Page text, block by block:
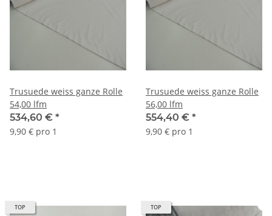
Trusuede weiss ganze Rolle
54,00 lfm
534,60 € *
9,90 € pro 1
Trusuede weiss ganze Rolle
56,00 lfm
554,40 € *
9,90 € pro 1
TOP TOP